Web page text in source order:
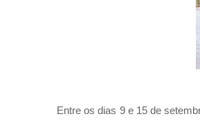
Entre os dias 9 e 15 de